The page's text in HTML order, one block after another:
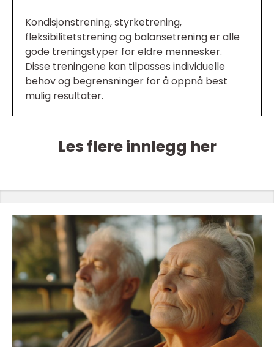
Kondisjonstrening, styrketrening,
fleksibilitetstrening og balansetrening er alle
gode treningstyper for eldre mennesker.
Disse treningene kan tilpasses individuelle
behov og begrensninger for å oppnå best
mulig resultater.
Les flere innlegg her